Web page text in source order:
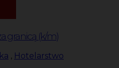
granicą (k/m)
, Hotelarstwo